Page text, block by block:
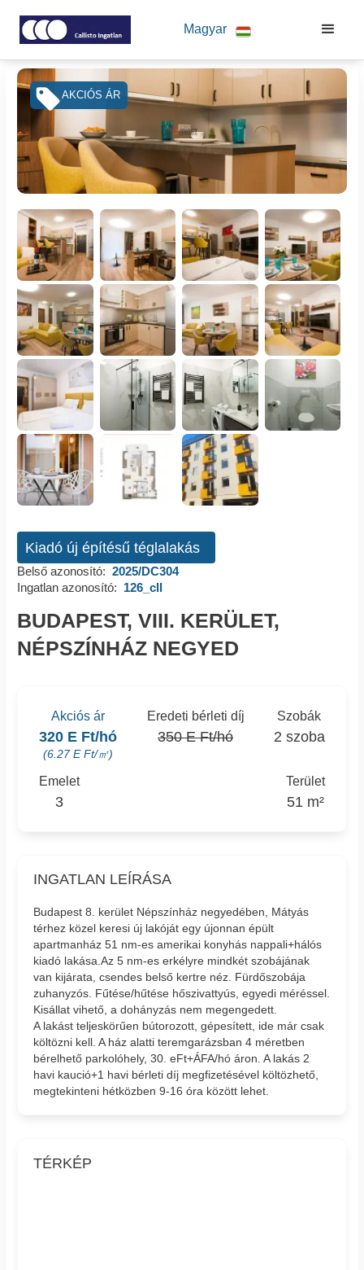
Magyar
AKCIÓS ÁR
Kiadó új építésű téglalakás
Belső azonosító: 2025/DC304
Ingatlan azonosító: 126_cll
BUDAPEST, VIII. KERÜLET,
NÉPSZÍNHÁZ NEGYED
Akciós ár
320 E Ft/hó
(6.27 E Ft/㎡)
Eredeti bérleti díj
350 E Ft/hó
Szobák
2 szoba
Emelet
3
Terület
51 m²
INGATLAN LEÍRÁSA
Budapest 8. kerület Népszínház negyedében, Mátyás
térhez közel keresi új lakóját egy újonnan épült
apartmanház 51 nm-es amerikai konyhás nappali+hálós
kiadó lakása.Az 5 nm-es erkélyre mindkét szobájának
van kijárata, csendes belső kertre néz. Fürdőszobája
zuhanyzós. Fűtése/hűtése hőszivattyús, egyedi méréssel.
Kisállat vihető, a dohányzás nem megengedett.
A lakást teljeskörűen bútorozott, gépesített, ide már csak
költözni kell. A ház alatti teremgarázsban 4 méretben
bérelhető parkolóhely, 30. eFt+ÁFA/hó áron. A lakás 2
havi kaució+1 havi bérleti díj megfizetésével költözhető,
megtekinteni hétközben 9-16 óra között lehet.
TÉRKÉP